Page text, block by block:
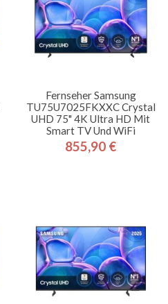
Fernseher Samsung
TU75U7025FKXXC Crystal
UHD 75" 4K Ultra HD Mit
Smart TV Und WiFi
Preis
855,90 €